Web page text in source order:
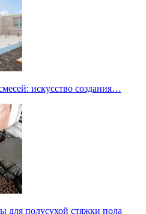
искусство создания…
для полусухой стяжки пола